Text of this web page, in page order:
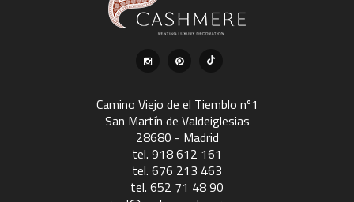
Camino Viejo de el Tiemblo nº1
San Martín de Valdeiglesias
28680 - Madrid
tel. 918 612 161
tel. 676 213 463
tel. 652 71 48 90